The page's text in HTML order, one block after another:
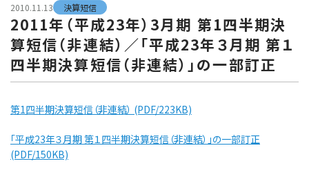
2010.11.13 決算短信
2011年（平成23年）3月期 第1四半期決
算短信（非連結）／「平成23年３月期 第１
四半期決算短信（非連結）」の一部訂正
第1四半期決算短信（非連結） (PDF/223KB)
「平成23年３月期 第１四半期決算短信（非連結）」の一部訂正
(PDF/150KB)